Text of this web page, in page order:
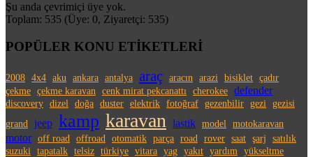
Şu anda çevrimiçi üye yok.
Toplam: 535 (Üye: 0, Ziyaretçi: 535)
POPÜLER KONU ETİKETLERİ
2008 4x4 aku ankara antalya araç aracın arazi bisiklet çadır
çekme çekme karavan cenk mirat pekcanattı cherokee defender
discovery dizel doğa duster elektrik fotoğraf gezenbilir gezi
gezisi
grand
jeep kamp karavan lastik model motokaravan
motor off road offroad otomatik parça road rover saat şarj
satılık
suzuki
tapatalk telsiz türkiye vitara yag yakıt yardım yükseltme